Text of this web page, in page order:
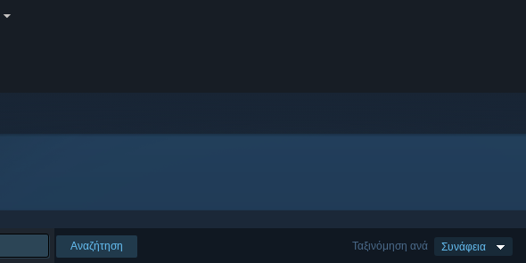
Ταξινόμηση ανά Συνάφεια
Αναζήτηση